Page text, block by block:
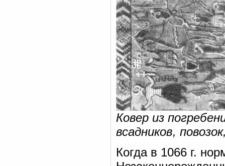
Ковер из
всадников,
Когда в 1066 г.